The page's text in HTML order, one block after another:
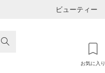
ビューティー

お気に入り